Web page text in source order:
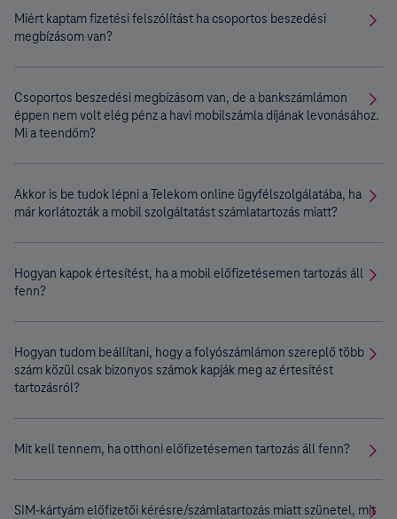
Miért kaptam fizetési felszólítást ha csoportos beszedési
megbízásom van?
Csoportos beszedési megbízásom van, de a bankszámlámon
éppen nem volt elég pénz a havi mobilszámla díjának levonásához.
Mi a teendőm?
Akkor is be tudok lépni a Telekom online ügyfélszolgálatába, ha
már korlátozták a mobil szolgáltatást számlatartozás miatt?
Hogyan kapok értesítést, ha a mobil előfizetésemen tartozás áll
fenn?
Hogyan tudom beállítani, hogy a folyószámlámon szereplő több
szám közül csak bizonyos számok kapják meg az értesítést
tartozásról?
Mit kell tennem, ha otthoni előfizetésemen tartozás áll fenn?
SIM-kártyám előfizetői kérésre/számlatartozás miatt szünetel, mit